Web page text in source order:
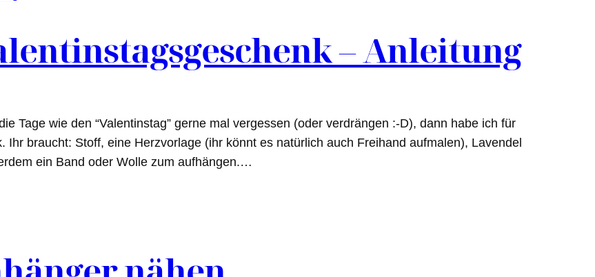
– Anleitung
Tage wie den “Valentinstag” gerne mal vergessen (oder verdrängen :-D), dann habe ich für
Ihr braucht: Stoff, eine Herzvorlage (ihr könnt es natürlich auch Freihand aufmalen), Lavendel
ein Band oder Wolle zum aufhängen.…